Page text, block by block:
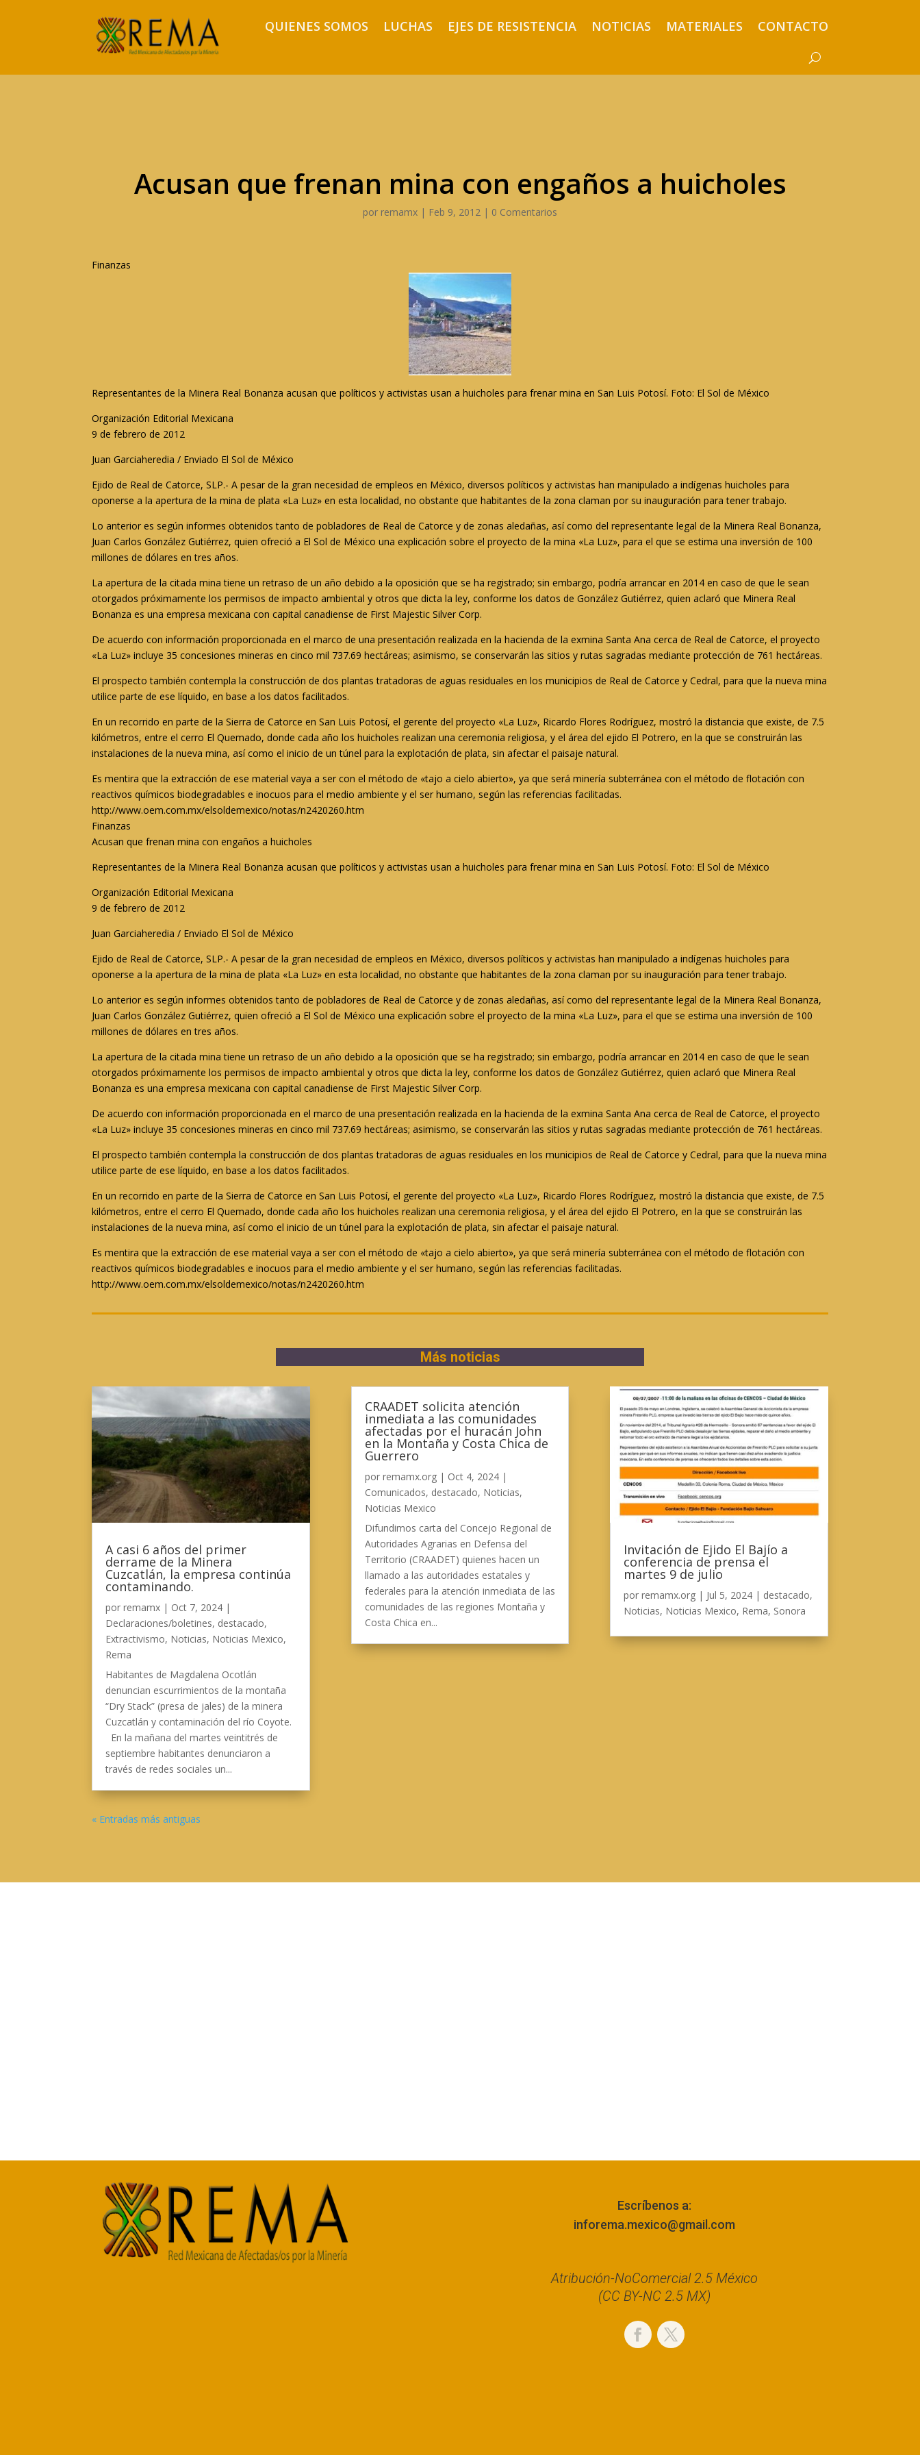
QUIENES SOMOS LUCHAS EJES DE RESISTENCIA NOTICIAS MATERIALES CONTACTO
Acusan que frenan mina con engaños a huicholes
por remamx | Feb 9, 2012 | 0 Comentarios
Finanzas
Representantes de la Minera Real Bonanza acusan que políticos y activistas usan a huicholes para frenar mina en San Luis Potosí. Foto: El Sol de México
Organización Editorial Mexicana
9 de febrero de 2012
Juan Garciaheredia / Enviado El Sol de México
Ejido de Real de Catorce, SLP.- A pesar de la gran necesidad de empleos en México, diversos políticos y activistas han manipulado a indígenas huicholes para
oponerse a la apertura de la mina de plata «La Luz» en esta localidad, no obstante que habitantes de la zona claman por su inauguración para tener trabajo.
Lo anterior es según informes obtenidos tanto de pobladores de Real de Catorce y de zonas aledañas, así como del representante legal de la Minera Real Bonanza,
Juan Carlos González Gutiérrez, quien ofreció a El Sol de México una explicación sobre el proyecto de la mina «La Luz», para el que se estima una inversión de 100
millones de dólares en tres años.
La apertura de la citada mina tiene un retraso de un año debido a la oposición que se ha registrado; sin embargo, podría arrancar en 2014 en caso de que le sean
otorgados próximamente los permisos de impacto ambiental y otros que dicta la ley, conforme los datos de González Gutiérrez, quien aclaró que Minera Real
Bonanza es una empresa mexicana con capital canadiense de First Majestic Silver Corp.
De acuerdo con información proporcionada en el marco de una presentación realizada en la hacienda de la exmina Santa Ana cerca de Real de Catorce, el proyecto
«La Luz» incluye 35 concesiones mineras en cinco mil 737.69 hectáreas; asimismo, se conservarán las sitios y rutas sagradas mediante protección de 761 hectáreas.
El prospecto también contempla la construcción de dos plantas tratadoras de aguas residuales en los municipios de Real de Catorce y Cedral, para que la nueva mina
utilice parte de ese líquido, en base a los datos facilitados.
En un recorrido en parte de la Sierra de Catorce en San Luis Potosí, el gerente del proyecto «La Luz», Ricardo Flores Rodríguez, mostró la distancia que existe, de 7.5
kilómetros, entre el cerro El Quemado, donde cada año los huicholes realizan una ceremonia religiosa, y el área del ejido El Potrero, en la que se construirán las
instalaciones de la nueva mina, así como el inicio de un túnel para la explotación de plata, sin afectar el paisaje natural.
Es mentira que la extracción de ese material vaya a ser con el método de «tajo a cielo abierto», ya que será minería subterránea con el método de flotación con
reactivos químicos biodegradables e inocuos para el medio ambiente y el ser humano, según las referencias facilitadas.
http://www.oem.com.mx/elsoldemexico/notas/n2420260.htm
Finanzas
Acusan que frenan mina con engaños a huicholes
Representantes de la Minera Real Bonanza acusan que políticos y activistas usan a huicholes para frenar mina en San Luis Potosí. Foto: El Sol de México
Organización Editorial Mexicana
9 de febrero de 2012
Juan Garciaheredia / Enviado El Sol de México
Ejido de Real de Catorce, SLP.- A pesar de la gran necesidad de empleos en México, diversos políticos y activistas han manipulado a indígenas huicholes para
oponerse a la apertura de la mina de plata «La Luz» en esta localidad, no obstante que habitantes de la zona claman por su inauguración para tener trabajo.
Lo anterior es según informes obtenidos tanto de pobladores de Real de Catorce y de zonas aledañas, así como del representante legal de la Minera Real Bonanza,
Juan Carlos González Gutiérrez, quien ofreció a El Sol de México una explicación sobre el proyecto de la mina «La Luz», para el que se estima una inversión de 100
millones de dólares en tres años.
La apertura de la citada mina tiene un retraso de un año debido a la oposición que se ha registrado; sin embargo, podría arrancar en 2014 en caso de que le sean
otorgados próximamente los permisos de impacto ambiental y otros que dicta la ley, conforme los datos de González Gutiérrez, quien aclaró que Minera Real
Bonanza es una empresa mexicana con capital canadiense de First Majestic Silver Corp.
De acuerdo con información proporcionada en el marco de una presentación realizada en la hacienda de la exmina Santa Ana cerca de Real de Catorce, el proyecto
«La Luz» incluye 35 concesiones mineras en cinco mil 737.69 hectáreas; asimismo, se conservarán las sitios y rutas sagradas mediante protección de 761 hectáreas.
El prospecto también contempla la construcción de dos plantas tratadoras de aguas residuales en los municipios de Real de Catorce y Cedral, para que la nueva mina
utilice parte de ese líquido, en base a los datos facilitados.
En un recorrido en parte de la Sierra de Catorce en San Luis Potosí, el gerente del proyecto «La Luz», Ricardo Flores Rodríguez, mostró la distancia que existe, de 7.5
kilómetros, entre el cerro El Quemado, donde cada año los huicholes realizan una ceremonia religiosa, y el área del ejido El Potrero, en la que se construirán las
instalaciones de la nueva mina, así como el inicio de un túnel para la explotación de plata, sin afectar el paisaje natural.
Es mentira que la extracción de ese material vaya a ser con el método de «tajo a cielo abierto», ya que será minería subterránea con el método de flotación con
reactivos químicos biodegradables e inocuos para el medio ambiente y el ser humano, según las referencias facilitadas.
http://www.oem.com.mx/elsoldemexico/notas/n2420260.htm
Más noticias
A casi 6 años del primer
derrame de la Minera
Cuzcatlán, la empresa continúa
contaminando.
porremamx | Oct 7, 2024 |
Declaraciones/boletines, destacado,
Extractivismo, Noticias, Noticias Mexico,
Rema
Habitantes de Magdalena Ocotlán
denuncian escurrimientos de la montaña
“Dry Stack” (presa de jales) de la minera
Cuzcatlán y contaminación del río Coyote.
En la mañana del martes veintitrés de
septiembre habitantes denunciaron a
través de redes sociales un...
CRAADET solicita atención
inmediata a las comunidades
afectadas por el huracán John
en la Montaña y Costa Chica de
Guerrero
por remamx.org| Oct 4, 2024|
Comunicados, destacado, Noticias,
Noticias Mexico
Difundimos carta del Concejo Regional de
Autoridades Agrarias en Defensa del
Territorio (CRAADET) quienes hacen un
llamado a las autoridades estatales y
federales para la atención inmediata de las
comunidades de las regiones Montaña y
Costa Chica en...
Invitación de Ejido El Bajío a
conferencia de prensa el
martes 9 de julio
por remamx.org| Jul 5, 2024| destacado,
Noticias, Noticias Mexico, Rema, Sonora
« Entradas más antiguas
Escríbenos a:
inforema.mexico@gmail.com
Atribución-NoComercial 2.5 México
(CC BY-NC 2.5 MX)